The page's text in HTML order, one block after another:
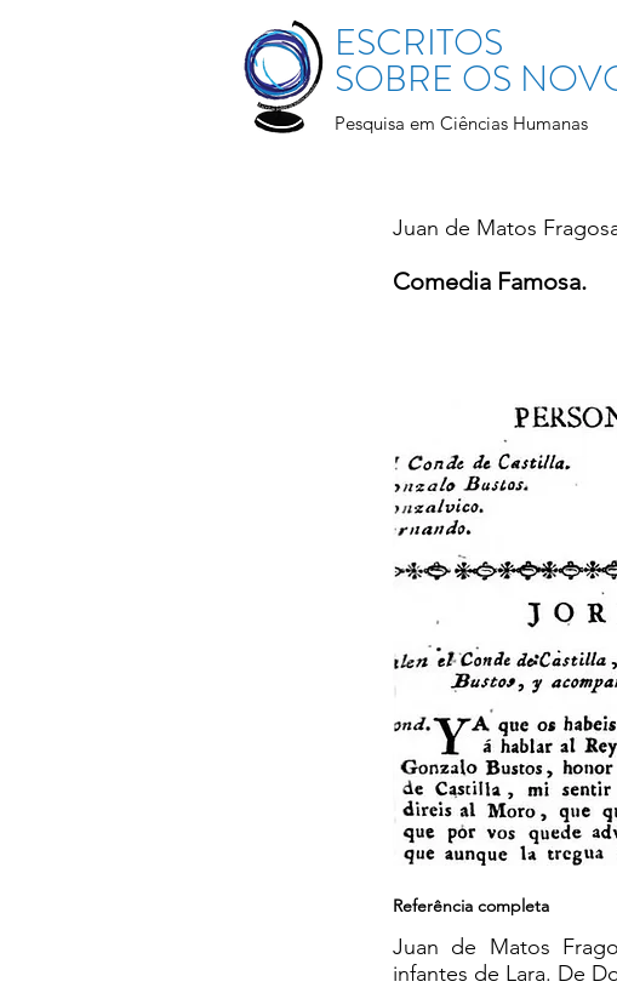
ESCRITOS
SOBRE OS
Pesquisa em Ciências Humanas
Juan de Matos
Comedia Famosa.
Referência completa
Juan de Matos
infantes de Lara. De